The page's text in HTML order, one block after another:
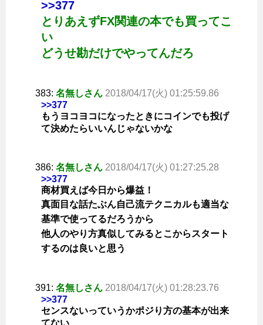
>>377
とりあえずFX関連の本でも買ってこ
い
どうせ勘だけでやってんだろ
383: 名無しさん 2018/04/17(火) 01:25:59.86
>>377
もうヨコヨコになったときにコインでも投げ
て決めたらいいんじゃないかな
386: 名無しさん 2018/04/17(火) 01:27:25.28
>>377
商材買えば今日から爆益！
真面目な話たぶん自己流テクニカルも適当な
基準で使ってるだろうから
他人のやり方真似してみるとこからスタート
するのは良いと思う
391: 名無しさん 2018/04/17(火) 01:28:23.76
>>377
センスないっていうかポジり方の基本が出来